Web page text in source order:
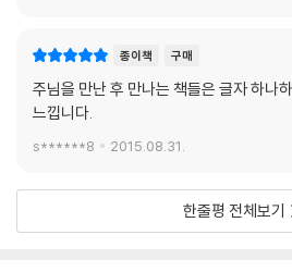
종이책 구매
주님을 만난 후 만나는 책들은 글자 하나
느낍니다.
s******8 2015.08.31.
한줄평 전체보기